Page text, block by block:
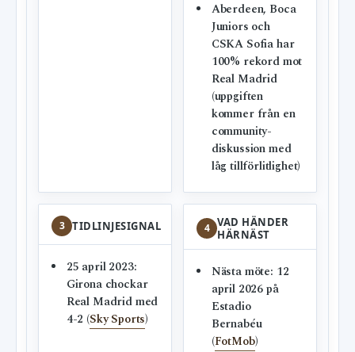
Aberdeen, Boca
Juniors och
CSKA Sofia har
100% rekord mot
Real Madrid
(uppgiften
kommer från en
community-
diskussion med
låg tillförlitlighet)
3 TIDLINJESIGNAL
25 april 2023:
Girona chockar
Real Madrid med
4-2 (Sky Sports)
4 VAD HÄNDER
HÄRNÄST
Nästa möte: 12
april 2026 på
Estadio
Bernabéu
(FotMob)